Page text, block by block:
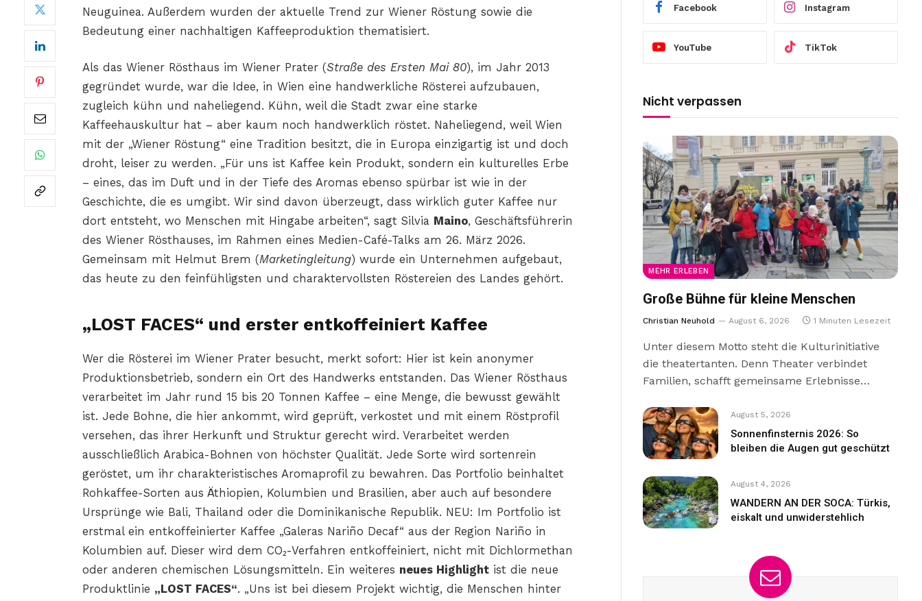
Neuguinea. Außerdem wurden der aktuelle Trend zur Wiener Röstung sowie die
Bedeutung einer nachhaltigen Kaffeeproduktion thematisiert.
Als das Wiener Rösthaus im Wiener Prater (Straße des Ersten Mai 80), im Jahr 2013
gegründet wurde, war die Idee, in Wien eine handwerkliche Rösterei aufzubauen,
zugleich kühn und naheliegend. Kühn, weil die Stadt zwar eine starke
Kaffeehauskultur hat – aber kaum noch handwerklich röstet. Naheliegend, weil Wien
mit der „Wiener Röstung“ eine Tradition besitzt, die in Europa einzigartig ist und doch
droht, leiser zu werden. „Für uns ist Kaffee kein Produkt, sondern ein kulturelles Erbe
– eines, das im Duft und in der Tiefe des Aromas ebenso spürbar ist wie in der
Geschichte, die es umgibt. Wir sind davon überzeugt, dass wirklich guter Kaffee nur
dort entsteht, wo Menschen mit Hingabe arbeiten“, sagt Silvia Maino, Geschäftsführerin
des Wiener Rösthauses, im Rahmen eines Medien-Café-Talks am 26. März 2026.
Gemeinsam mit Helmut Brem (Marketingleitung) wurde ein Unternehmen aufgebaut,
das heute zu den feinfühligsten und charaktervollsten Röstereien des Landes gehört.
„LOST FACES“ und erster entkoffeiniert Kaffee
Wer die Rösterei im Wiener Prater besucht, merkt sofort: Hier ist kein anonymer
Produktionsbetrieb, sondern ein Ort des Handwerks entstanden. Das Wiener Rösthaus
verarbeitet im Jahr rund 15 bis 20 Tonnen Kaffee – eine Menge, die bewusst gewählt
ist. Jede Bohne, die hier ankommt, wird geprüft, verkostet und mit einem Röstprofil
versehen, das ihrer Herkunft und Struktur gerecht wird. Verarbeitet werden
ausschließlich Arabica-Bohnen von höchster Qualität. Jede Sorte wird sortenrein
geröstet, um ihr charakteristisches Aromaprofil zu bewahren. Das Portfolio beinhaltet
Rohkaffee-Sorten aus Äthiopien, Kolumbien und Brasilien, aber auch auf besondere
Ursprünge wie Bali, Thailand oder die Dominikanische Republik. NEU: Im Portfolio ist
erstmal ein entkoffeinierter Kaffee „Galeras Nariño Decaf“ aus der Region Nariño in
Kolumbien auf. Dieser wird dem CO₂-Verfahren entkoffeiniert, nicht mit Dichlormethan
oder anderen chemischen Lösungsmitteln. Ein weiteres neues Highlightist die neue
Produktlinie „LOST FACES“. „Uns ist bei diesem Projekt wichtig, die Menschen hinter
Facebook Instagram
YouTube TikTok
Nicht verpassen
MEHR ERLEBEN
Große Bühne für kleine Menschen
Christian Neuhold August 6, 2026 1 Minuten Lesezeit
Unter diesem Motto steht die Kulturinitiative
die theatertanten. Denn Theater verbindet
Familien, schafft gemeinsame Erlebnisse…
August 5, 2026
Sonnenfinsternis 2026: So
bleiben die Augen gut geschützt
August 4, 2026
WANDERN AN DER SOCA: Türkis,
eiskalt und unwiderstehlich